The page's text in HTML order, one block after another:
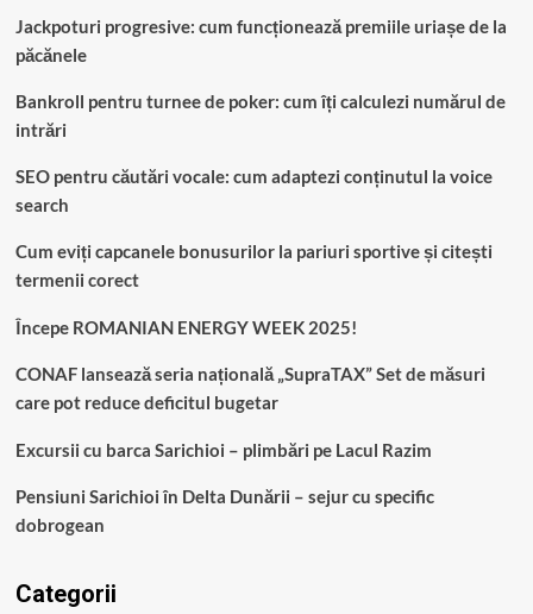
Jackpoturi progresive: cum funcționează premiile uriașe de la
păcănele
Bankroll pentru turnee de poker: cum îți calculezi numărul de
intrări
SEO pentru căutări vocale: cum adaptezi conținutul la voice
search
Cum eviți capcanele bonusurilor la pariuri sportive și citești
termenii corect
Începe ROMANIAN ENERGY WEEK 2025!
CONAF lansează seria națională „SupraTAX” Set de măsuri
care pot reduce deficitul bugetar
Excursii cu barca Sarichioi – plimbări pe Lacul Razim
Pensiuni Sarichioi în Delta Dunării – sejur cu specific
dobrogean
Categorii